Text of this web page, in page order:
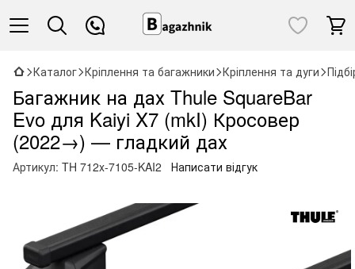
Каталог Кріплення та багажники Кріплення та дуги
Багажник на дах Thule SquareBar
Evo для Kaiyi X7 (mkI) Кросовер
(2022→) — гладкий дах
Артикул: TH 712x-7105-KAI2 Написати відгук